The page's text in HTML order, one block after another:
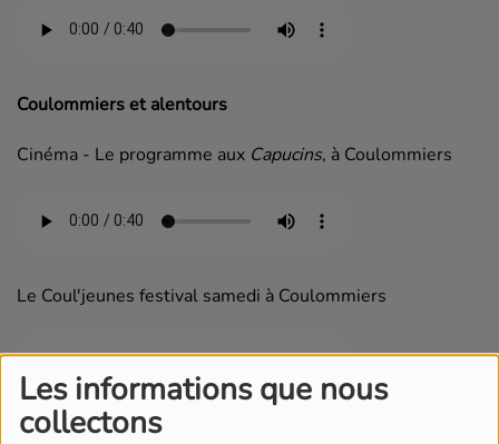
Les informations que nous
collectons
Coulommiers et alentours
Cinéma - Le programme aux Capucins, à Coulommiers
Le Coul'jeunes festival samedi à Coulommiers
La quinzaine commerciale en ce moment à Coulommiers